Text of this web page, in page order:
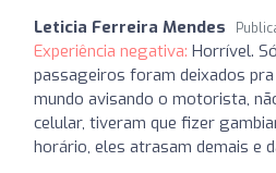
Leticia Ferreira Mendes
Experiência negativa: Horrível.
passageiros foram deixados
mundo avisando o motorista,
celular, tiveram que fizer
horário, eles atrasam demais e